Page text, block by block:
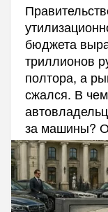
бюджета
триллионов
полтора, а
сжался. В
за машины?